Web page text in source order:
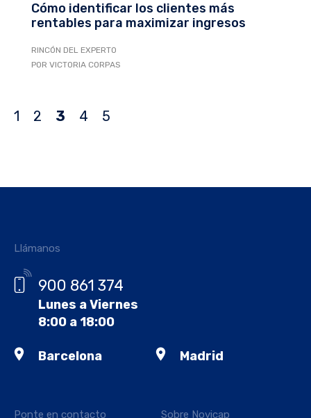
Cómo identificar los clientes más
rentables para maximizar ingresos
RINCÓN DEL EXPERTO
POR VICTORIA CORPAS
1 2 3 4 5
Ponte en contacto Sobre Novicap
Llámanos
900 861 374
Lunes a Viernes
8:00 a 18:00
Barcelona Madrid